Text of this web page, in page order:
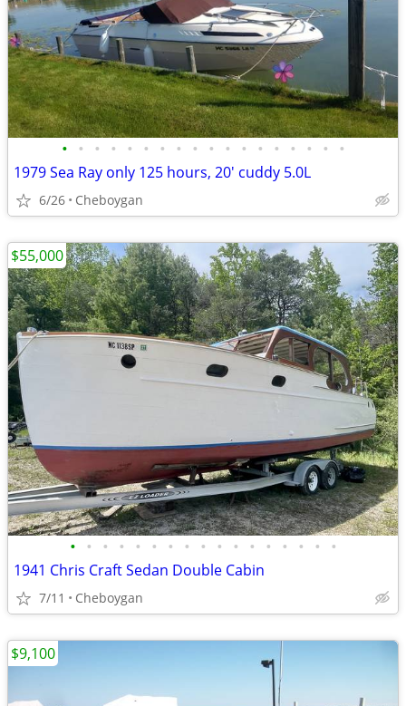
• • • • • • • • • • • • • • • • • •
1979 Sea Ray only 125 hours, 20' cuddy 5.0L
6/26 Cheboygan
• • • • • • • • • • • • • • • • •
1941 Chris Craft Sedan Double Cabin
7/11 Cheboygan
$55,000
$9,100